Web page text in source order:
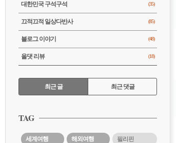
대한민국 구석구석 (35)
끄적끄적 일상다반사 (85)
블로그 이야기 (48)
올댓 리뷰 (18)
RECENTLY
최근 글 최근 댓글
근
글
TAG
세계여행 해외여행 필리핀